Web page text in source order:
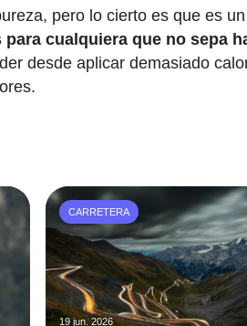
pero lo cierto es que es un
cualquiera que no sepa
desde aplicar demasiado
CARRETERA
19 jun. 2026